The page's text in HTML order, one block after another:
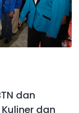
dan
dan